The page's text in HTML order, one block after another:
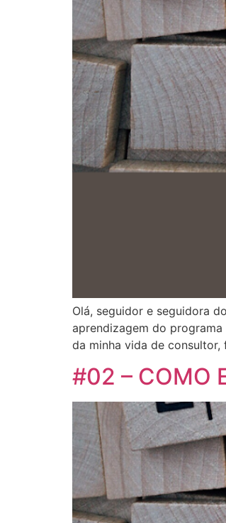
Olá, seguidor e seguidora
aprendizagem do
da minha vida de
#02 – COMO